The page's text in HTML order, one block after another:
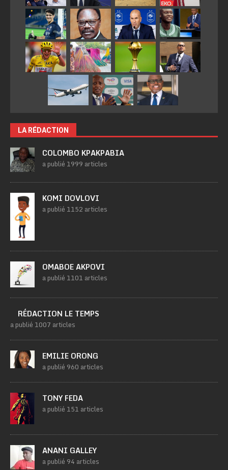
LA RÉDACTION
COLOMBO KPAKPABIA
a publié 1999 articles
KOMI DOVLOVI
a publié 1152 articles
OMABOE AKPOVI
a publié 1101 articles
RÉDACTION LE TEMPS
a publié 1007 articles
EMILIE ORONG
a publié 960 articles
TONY FEDA
a publié 151 articles
ANANI GALLEY
a publié 94 articles